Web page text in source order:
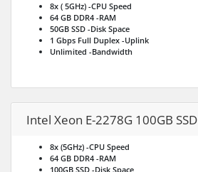
8x ( 5GHz) -CPU Speed
64 GB DDR4 -RAM
50GB SSD -Disk Space
1 Gbps Full Duplex -Uplink
Unlimited -Bandwidth
Intel Xeon E-2278G 100GB SSD
8x (5GHz) -CPU Speed
64 GB DDR4 -RAM
100GB SSD -Disk Space